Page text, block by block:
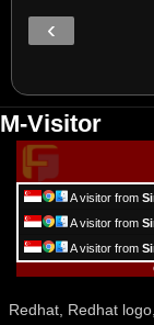
‹
M-Visitor
A visitor from
A visitor from
A visitor from
Redhat, Redhat